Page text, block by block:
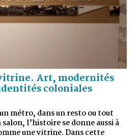
Art, modernités
coloniales
métro, dans un resto ou tout
l’histoire se donne aussi à
une vitrine. Dans cette